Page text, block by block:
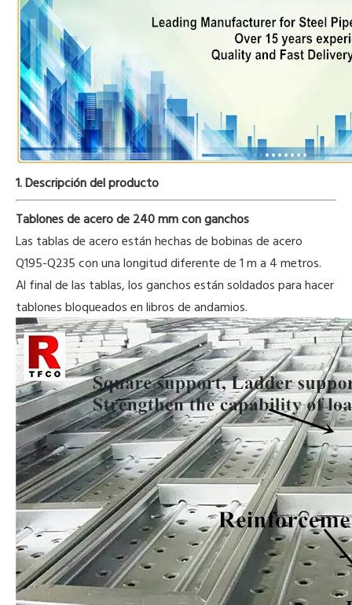
1. Descripción del producto
Tablones de acero de 240 mm con ganchos
Las tablas de acero están hechas de bobinas de acero
Q195-Q235 con una longitud diferente de 1 m a 4 metros.
Al final de las tablas, los ganchos están soldados para hacer
tablones bloqueados en libros de andamios.